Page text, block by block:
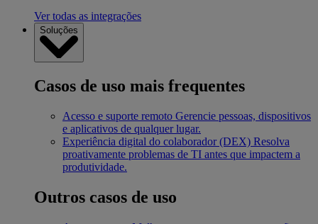
Ver todas as integrações
Soluções
Casos de uso mais frequentes
Acesso e suporte remoto Gerencie pessoas, dispositivos
e aplicativos de qualquer lugar.
Experiência digital do colaborador (DEX) Resolva
proativamente problemas de TI antes que impactem a
produtividade.
Outros casos de uso